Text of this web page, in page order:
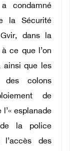
condamné
la Sécurité
dans la
ce que l’on
ainsi que les
des colons
de
esplanade
la police
l’accès des